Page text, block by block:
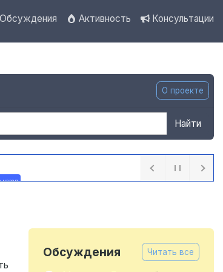
Обсуждения Активность Консультации
О проекте
Найти
назад
Обсуждения Читать все